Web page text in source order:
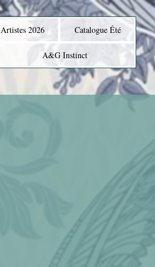
Artistes 2026 Catalogue Été
A&G Instinct